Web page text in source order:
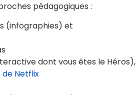
pédagogiques :
(infographies) et
dont vous êtes le Héros),
Netflix